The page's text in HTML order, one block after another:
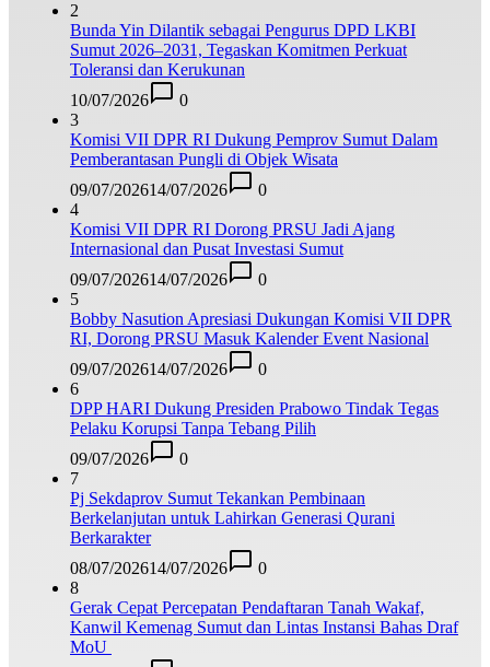
2
Bunda Yin Dilantik sebagai Pengurus DPD LKBI
Sumut 2026–2031, Tegaskan Komitmen Perkuat
Toleransi dan Kerukunan
10/07/2026
0
3
Komisi VII DPR RI Dukung Pemprov Sumut Dalam
Pemberantasan Pungli di Objek Wisata
09/07/202614/07/2026
0
4
Komisi VII DPR RI Dorong PRSU Jadi Ajang
Internasional dan Pusat Investasi Sumut
09/07/202614/07/2026
0
5
Bobby Nasution Apresiasi Dukungan Komisi VII DPR
RI, Dorong PRSU Masuk Kalender Event Nasional
09/07/202614/07/2026
0
6
DPP HARI Dukung Presiden Prabowo Tindak Tegas
Pelaku Korupsi Tanpa Tebang Pilih
09/07/2026
0
7
Pj Sekdaprov Sumut Tekankan Pembinaan
Berkelanjutan untuk Lahirkan Generasi Qurani
Berkarakter
08/07/202614/07/2026
0
8
Gerak Cepat Percepatan Pendaftaran Tanah Wakaf,
Kanwil Kemenag Sumut dan Lintas Instansi Bahas Draf
MoU